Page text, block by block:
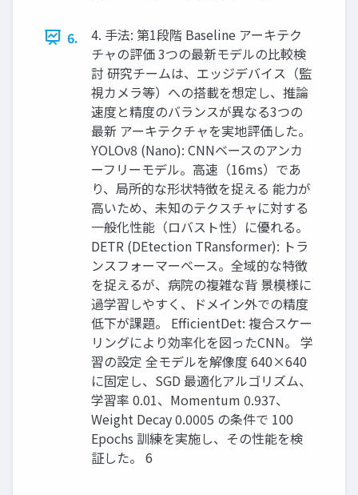
6.
4. 手法: 第1段階 Baseline アーキテク
チャの評価 3つの最新モデルの比較検
討 研究チームは、エッジデバイス（監
視カメラ等）への搭載を想定し、推論
速度と精度のバランスが異なる3つの
最新 アーキテクチャを実地評価した。
YOLOv8 (Nano): CNNベースのアンカ
ーフリーモデル。高速（16ms）であ
り、局所的な形状特徴を捉える 能力が
高いため、未知のテクスチャに対する
一般化性能（ロバスト性）に優れる。
DETR (DEtection TRansformer): トラ
ンスフォーマーベース。全域的な特徴
を捉えるが、病院の複雑な背 景模様に
過学習しやすく、ドメイン外での精度
低下が課題。 EfficientDet: 複合スケー
リングにより効率化を図ったCNN。 学
習の設定 全モデルを解像度 640×640
に固定し、SGD 最適化アルゴリズム、
学習率 0.01、Momentum 0.937、
Weight Decay 0.0005 の条件で 100
Epochs 訓練を実施し、その性能を検
証した。 6